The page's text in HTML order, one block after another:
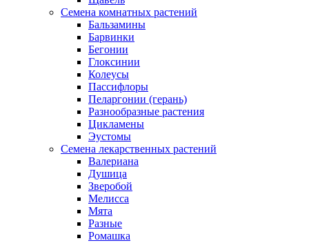
Семена комнатных растений
Бальзамины
Барвинки
Бегонии
Глоксинии
Колеусы
Пассифлоры
Пеларгонии (герань)
Разнообразные растения
Цикламены
Эустомы
Семена лекарственных растений
Валериана
Душица
Зверобой
Мелисса
Мята
Разные
Ромашка